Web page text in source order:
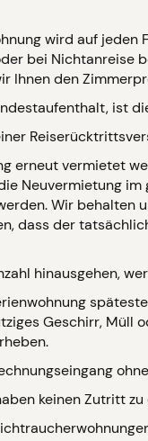
wird auf
bei Nichtanreise
Ihnen den
ist
erneut vermietet
Neuvermietung
Wir behalten
dass der
hinausgehen,
Geschirr, Müll
keinen Zutritt